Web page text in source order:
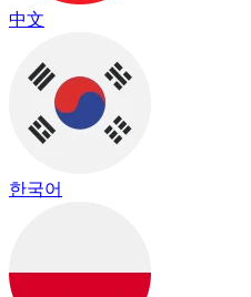
中文
한국어